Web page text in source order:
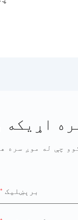
برېښليک